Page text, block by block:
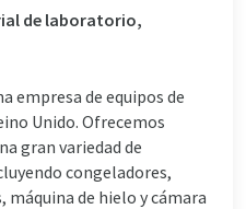
de laboratorio,
empresa de equipos de
Unido. Ofrecemos
gran variedad de
congeladores,
de hielo y cámara